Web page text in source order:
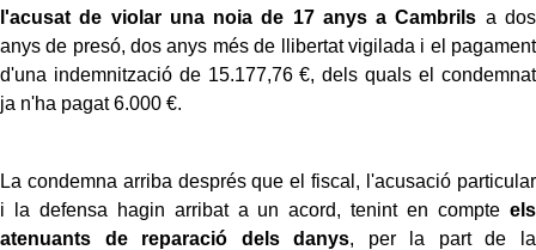
l'acusat de violar una noia de 17 anys a Cambrils a dos
anys de presó, dos anys més de llibertat vigilada i el pagament
d'una indemnització de 15.177,76 €, dels quals el condemnat
ja n'ha pagat 6.000 €.
La condemna arriba després que el fiscal, l'acusació particular
i la defensa hagin arribat a un acord, tenint en compte els
atenuants de reparació dels danys, per la part de la